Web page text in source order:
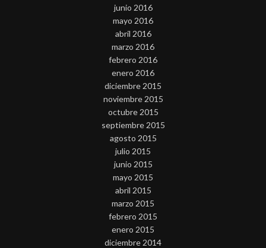
junio 2016
mayo 2016
abril 2016
marzo 2016
febrero 2016
enero 2016
diciembre 2015
noviembre 2015
octubre 2015
septiembre 2015
agosto 2015
julio 2015
junio 2015
mayo 2015
abril 2015
marzo 2015
febrero 2015
enero 2015
diciembre 2014